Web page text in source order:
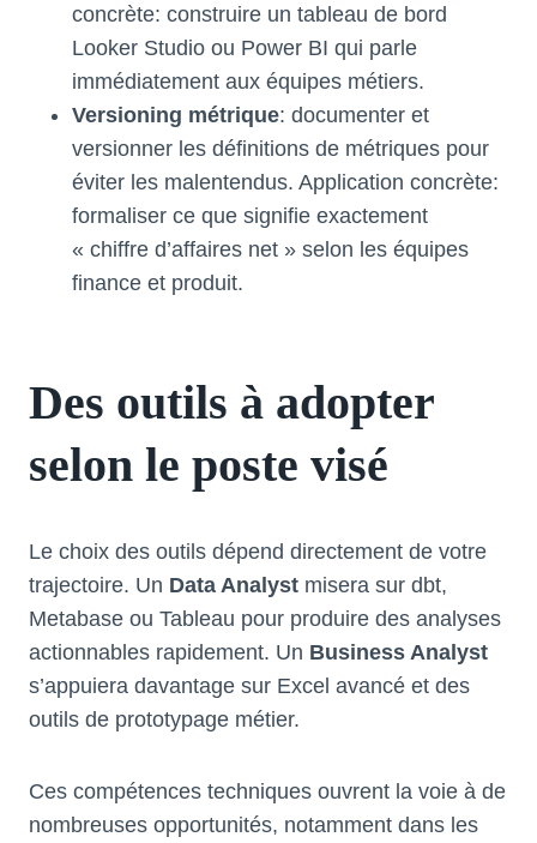
concrète: construire un tableau de bord
Looker Studio ou Power BI qui parle
immédiatement aux équipes métiers.
Versioning métrique: documenter et
versionner les définitions de métriques pour
éviter les malentendus. Application concrète:
formaliser ce que signifie exactement
« chiffre d’affaires net » selon les équipes
finance et produit.
Des outils à adopter
selon le poste visé
Le choix des outils dépend directement de votre
trajectoire. Un Data Analyst misera sur dbt,
Metabase ou Tableau pour produire des analyses
actionnables rapidement. Un Business Analyst
s’appuiera davantage sur Excel avancé et des
outils de prototypage métier.
Ces compétences techniques ouvrent la voie à de
nombreuses opportunités, notamment dans les